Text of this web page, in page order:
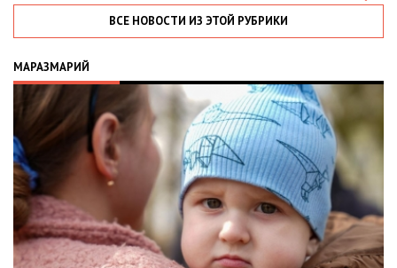
ВСЕ НОВОСТИ ИЗ ЭТОЙ РУБРИКИ
МАРАЗМАРИЙ